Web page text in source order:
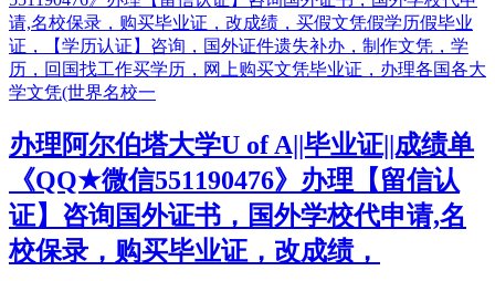
办理阿尔伯塔大学U of A||毕业证||成绩单
《QQ★微信551190476》办理【留信认
证】咨询国外证书，国外学校代申请,名
校保录，购买毕业证，改成绩，